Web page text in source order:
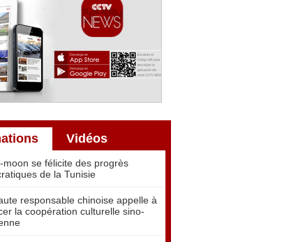
Vidéos
moon se félicite des progrès
de la Tunisie
responsable chinoise appelle à
la coopération culturelle sino-